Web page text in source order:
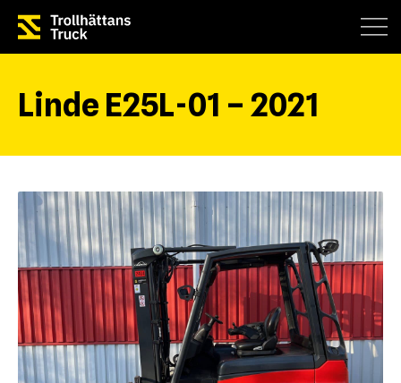
Linde E25L-01 – 2021